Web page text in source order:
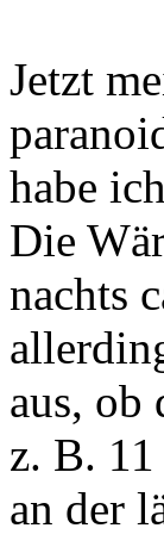
Jetzt
habe
Die
nachts
aus, ob
z. B.
an der